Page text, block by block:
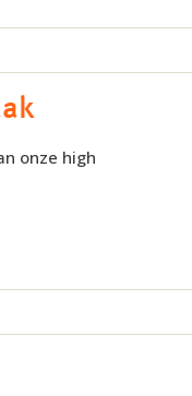
onze high